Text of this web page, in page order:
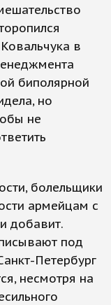
в
биполярной
но
не
болельщики
армейцам с
добавит.
под
Петербург
несмотря на